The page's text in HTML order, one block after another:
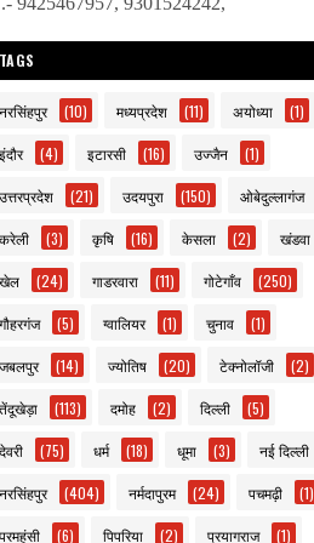
(10) मध्यप्रदेश (11) अयोध्या (1)
(4) इटारसी (16) उज्जैन (1)
(21) उदयपुरा (150) ओबेदुल्लागंज
(3) कृषि (16) केसला (2) खंडवा
(24) गाडरवारा (11) गोटेगाँव (250)
(5) ग्वालियर (1) चुनाव (1)
(14) ज्योतिष (20) टेक्नोलॉजी (2)
(113) दमोह (2) दिल्ली (5)
(75) धर्म (18) धूमा (3) नई दिल्ली
(404) नर्मदापुरम (24) पचमढ़ी (1)
(6) पिपरिया (2) प्रयागराज (1)